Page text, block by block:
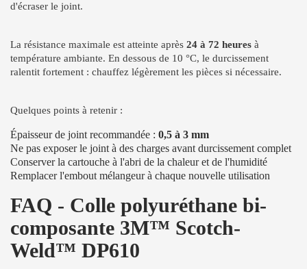
d'écraser le joint.
La résistance maximale est atteinte après 24 à 72 heures à
température ambiante. En dessous de 10 °C, le durcissement
ralentit fortement : chauffez légèrement les pièces si nécessaire.
Quelques points à retenir :
Épaisseur de joint recommandée : 0,5 à 3 mm
Ne pas exposer le joint à des charges avant durcissement complet
Conserver la cartouche à l'abri de la chaleur et de l'humidité
Remplacer l'embout mélangeur à chaque nouvelle utilisation
FAQ - Colle polyuréthane bi-
composante 3M™ Scotch-
Weld™ DP610